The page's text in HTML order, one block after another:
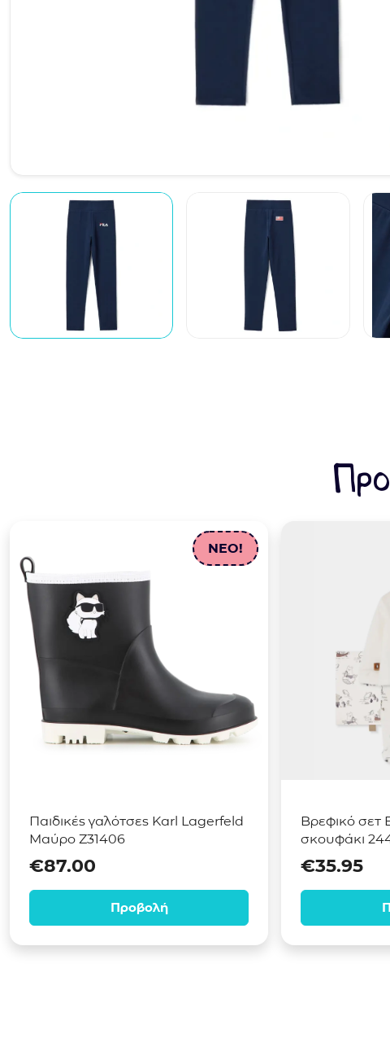
NEO!
Παιδικές γαλότσες Karl Lagerfeld
Μαύρο Z31406
€87.00
Προβολή
Βρεφικό σετ
σκουφάκι
€35.95